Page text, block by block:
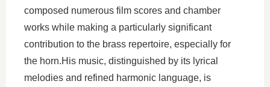
composed numerous film scores and chamber
works while making a particularly significant
contribution to the brass repertoire, especially for
the horn.His music, distinguished by its lyrical
melodies and refined harmonic language, is